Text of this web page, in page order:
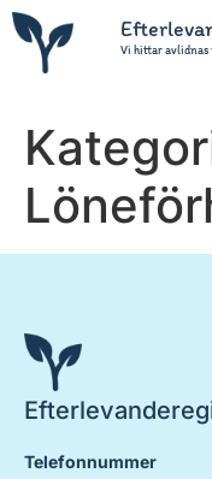
Vi hittar
Telefonnummer